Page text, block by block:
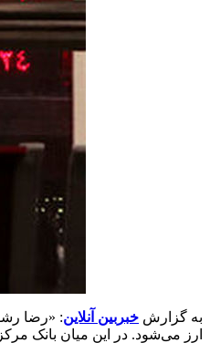
به گزارش خبربین آنلاین: «رضا
ارز می‌شود. در این میان بانک